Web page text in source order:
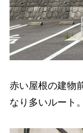
赤い屋根の建物
なり多いルート